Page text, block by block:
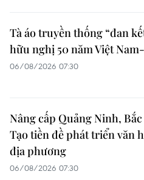
Tà áo truyền thống “đan
hữu nghị 50 năm Việt
06/08/2026 07:30
Nâng cấp Quảng Ninh,
Tạo tiền đề phát triển văn
địa phương
06/08/2026 07:30